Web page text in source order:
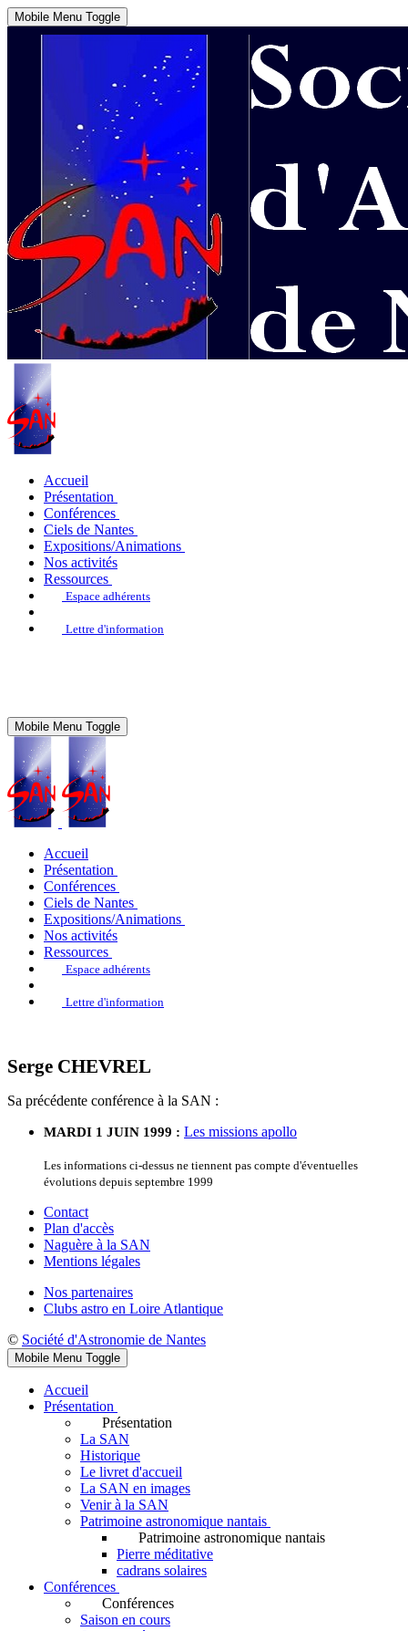
Mobile Menu Toggle
Accueil
Présentation
Conférences
Ciels de Nantes
Expositions/Animations
Nos activités
Ressources
Espace adhérents
Lettre d'information
Mobile Menu Toggle
Accueil
Présentation
Conférences
Ciels de Nantes
Expositions/Animations
Nos activités
Ressources
Espace adhérents
Lettre d'information
Serge CHEVREL
Sa précédente conférence à la SAN :
MARDI 1 JUIN 1999 : Les missions apollo
Les informations ci-dessus ne tiennent pas compte d'éventuelles
évolutions depuis septembre 1999
Contact
Plan d'accès
Naguère à la SAN
Mentions légales
Nos partenaires
Clubs astro en Loire Atlantique
© Société d'Astronomie de Nantes
Mobile Menu Toggle
Accueil
Présentation
Présentation
La SAN
Historique
Le livret d'accueil
La SAN en images
Venir à la SAN
Patrimoine astronomique nantais
Patrimoine astronomique nantais
Pierre méditative
cadrans solaires
Conférences
Conférences
Saison en cours